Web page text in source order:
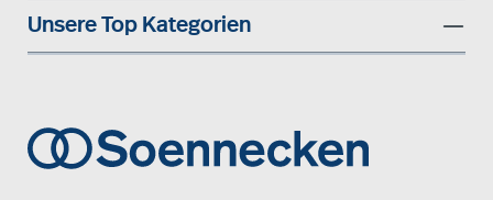
Unsere Top Kategorien